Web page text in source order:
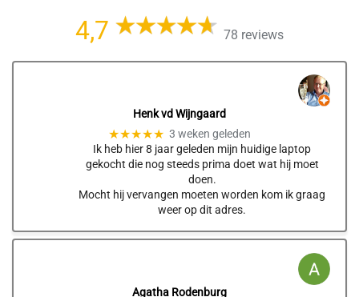
4,7 78 reviews
Henk vd Wijngaard
★★★★★ 3 weken geleden
Ik heb hier 8 jaar geleden mijn huidige laptop
gekocht die nog steeds prima doet wat hij moet
doen.
Mocht hij vervangen moeten worden kom ik graag
weer op dit adres.
Agatha Rodenburg